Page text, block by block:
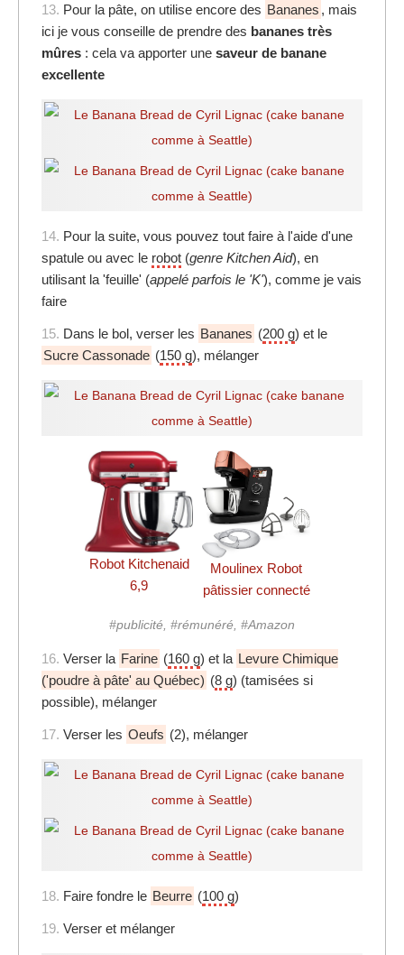
13. Pour la pâte, on utilise encore des Bananes , mais
ici je vous conseille de prendre des bananes très
mûres : cela va apporter une saveur de banane
excellente
14. Pour la suite, vous pouvez tout faire à l'aide d'une
spatule ou avec le robot (genre Kitchen Aid), en
utilisant la 'feuille' (appelé parfois le 'K'), comme je vais
faire
15. Dans le bol, verser les Bananes (200 g) et le
Sucre Cassonade (150 g), mélanger
Robot Kitchenaid
6,9
Moulinex Robot
pâtissier connecté
#publicité, #rémunéré, #Amazon
16. Verser la Farine (160 g) et la Levure Chimique
('poudre à pâte' au Québec) (8 g) (tamisées si
possible), mélanger
17. Verser les Oeufs (2), mélanger
18. Faire fondre le Beurre (100 g)
19. Verser et mélanger